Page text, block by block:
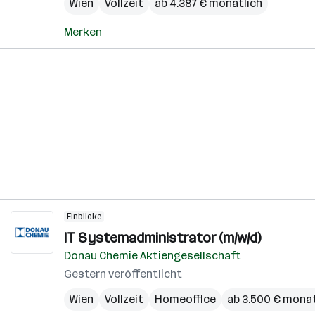
Wien Vollzeit ab 4.387 € monatlich
Merken
Einblicke
IT Systemadministrator (m/w/d)
Donau Chemie Aktiengesellschaft
Gestern veröffentlicht
Wien
Vollzeit Homeoffice ab 3.500 €